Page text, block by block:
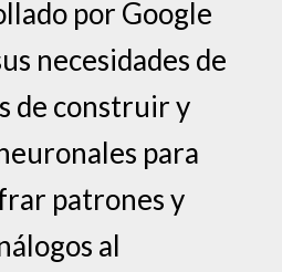
por Google
necesidades de
de construir y
para
patrones y
al